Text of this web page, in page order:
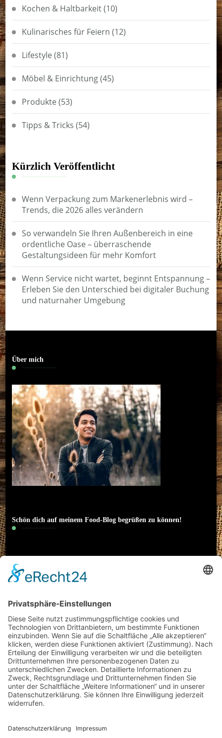
Kochen & Haltbarkeit(10)
Kulinarisches für Feiern (12)
Lifestyle (81)
Möbel & Einrichtung(45)
Produkte (53)
Tipps & Tricks (54)
Kürzlich Veröffentlicht
Wenn Verpackung zum Markenerlebnis wird –
Trends, die 2026 alles verändern
So verwandeln Sie Ihren Außenbereich in eine
ordentliche Oase – überraschende
Gestaltungsideen für mehr Komfort
Wenn Service nicht wartet, beginnt Entspannung –
Erleben Sie den Unterschied bei digitaler Buchung
und naturnaher Umgebung
Über mich
Schön dich auf meinem Food-Blog begrüßen zu können!
Hallo! Ich heiße Nico und bin 22 Jahre alt. Ich
klassischer Musik auch besonders für das Thema
Essen. Literatur und Reisen haben meinen
kulinarischen Horizont erweitert. Ich möchte meine
Erfahrungen rund um Food-Trends und
(gesundes/kreatives) Kochen mit euch teilen und
freue mich auf einen regen Austausch mit euch!
Datenschutz
Impressum